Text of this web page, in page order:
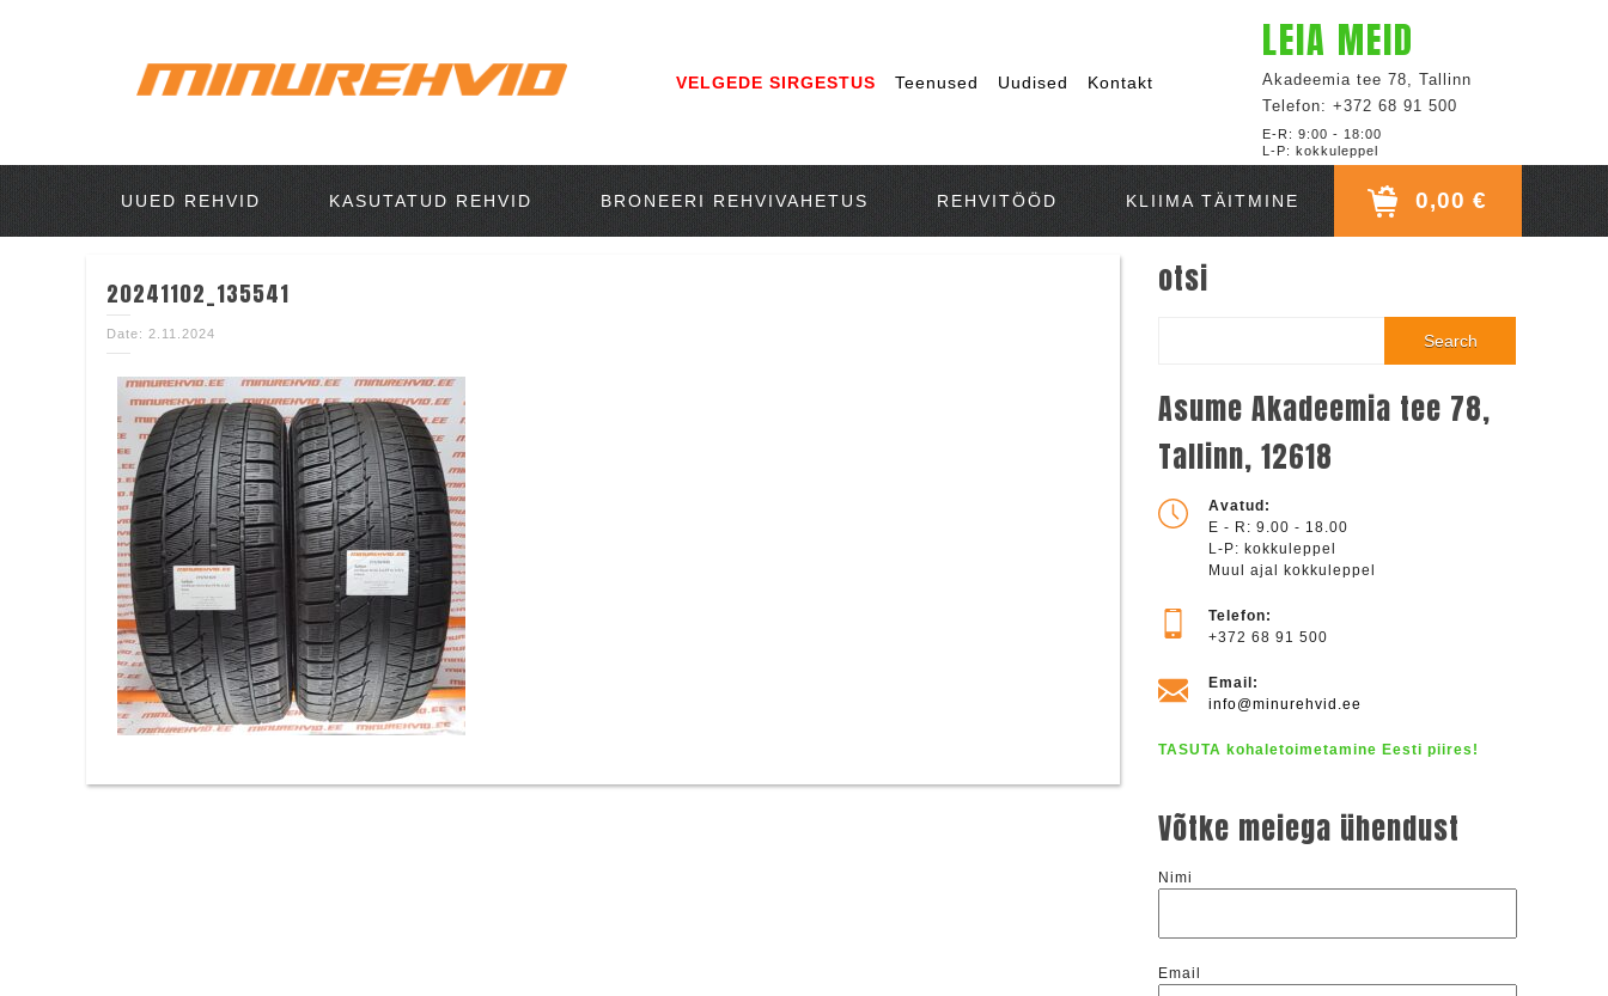
VELGEDE SIRGESTUS Teenused Uudised Kontakt
LEIA MEID
Akadeemia tee 78, Tallinn
Telefon: +372 68 91 500
E-R: 9:00 - 18:00
L-P: kokkuleppel
UUED REHVID KASUTATUD REHVID BRONEERI REHVIVAHETUS REHVITÖÖD KLIIMA TÄITMINE 0,00 €
20241102_135541
Date: 2.11.2024
otsi
Search
Asume Akadeemia tee 78,
Tallinn, 12618
Avatud:
E - R: 9.00 - 18.00
L-P: kokkuleppel
Muul ajal kokkuleppel
Telefon:
+372 68 91 500
Email:
info@minurehvid.ee
TASUTA kohaletoimetamine Eesti piires!
Võtke meiega ühendust
Nimi
Email